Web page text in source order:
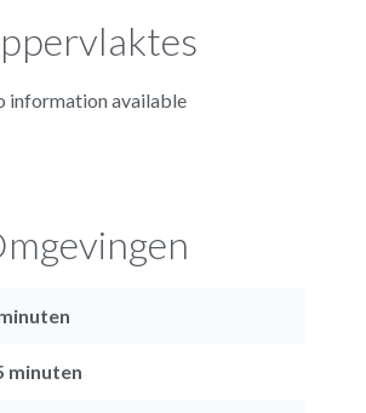
information available
minuten